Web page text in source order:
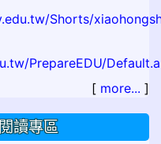
[ more... ]
閱讀專區